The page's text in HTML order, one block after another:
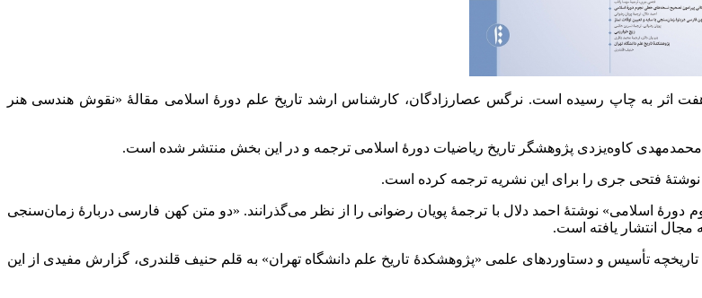
اثر به چاپ رسیده است. نرگس عصارزادگان، کارشناس ارشد تاریخ علم دورۀ اسلامی مقالۀ «نقوش هندسی هنر
کاوه‌یزدی پژوهشگر تاریخ ریاضیات دورۀ اسلامی ترجمه و در این بخش منتشر شده است.
فتحی جری را برای این نشریه ترجمه کرده است.
اسلامی» نوشتۀ احمد دلال با ترجمۀ پویان رضوانی را از نظر می‌گذرانند. «دو متن کهن فارسی دربارۀ زمان‌سنجی
مجال انتشار یافته است.
تأسيس و دستاوردهای علمی «پژوهشکدۀ تاریخ علم دانشگاه تهران» به قلم حنیف قلندری، گزارش مفیدی از این